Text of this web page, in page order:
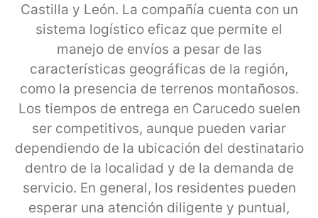
Castilla y León. La compañía cuenta con un
sistema logístico eficaz que permite el
manejo de envíos a pesar de las
características geográficas de la región,
como la presencia de terrenos montañosos.
Los tiempos de entrega en Carucedo suelen
ser competitivos, aunque pueden variar
dependiendo de la ubicación del destinatario
dentro de la localidad y de la demanda de
servicio. En general, los residentes pueden
esperar una atención diligente y puntual,